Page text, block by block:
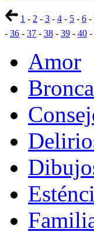
1 - 2 - 3 - 4 - 5 - 6 -
- 36 - 37 - 38 - 39 - 40 -
Amor
Bronca